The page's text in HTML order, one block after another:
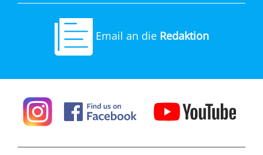
Email an die Redaktion